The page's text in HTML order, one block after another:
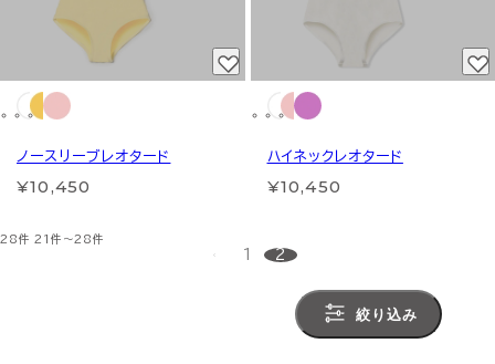
ノースリーブレオタード
¥10,450
ハイネックレオタード
¥10,450
28件21件～28件
1 2
絞り込み